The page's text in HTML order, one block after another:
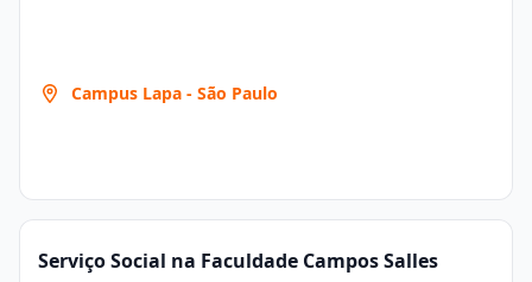
Campus Lapa - São Paulo
Serviço Social na Faculdade Campos Salles